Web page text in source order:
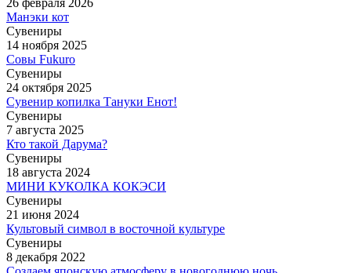
Манэки кот
Сувениры
14 ноября 2025
Совы Fukuro
Сувениры
24 октября 2025
Сувенир копилка Тануки Енот!
Сувениры
7 августа 2025
Кто такой Дарума?
Сувениры
18 августа 2024
МИНИ КУКОЛКА КОКЭСИ
Сувениры
21 июня 2024
Культовый символ в восточной культуре
Сувениры
8 декабря 2022